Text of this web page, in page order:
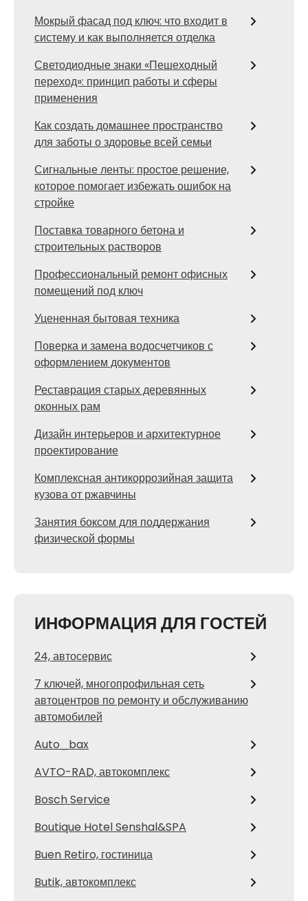
Мокрый фасад под ключ: что входит в
систему и как выполняется отделка
Светодиодные знаки «Пешеходный
переход»: принцип работы и сферы
применения
Как создать домашнее пространство
для заботы о здоровье всей семьи
Сигнальные ленты: простое решение,
которое помогает избежать ошибок на
стройке
Поставка товарного бетона и
строительных растворов
Профессиональный ремонт офисных
помещений под ключ
Уцененная бытовая техника
Поверка и замена водосчетчиков с
оформлением документов
Реставрация старых деревянных
оконных рам
Дизайн интерьеров и архитектурное
проектирование
Комплексная антикоррозийная защита
кузова от ржавчины
Занятия боксом для поддержания
физической формы
ИНФОРМАЦИЯ ДЛЯ ГОСТЕЙ
24, автосервис
7 ключей, многопрофильная сеть
автоцентров по ремонту и обслуживанию
автомобилей
Auto_bax
AVTO-RAD, автокомплекс
Bosch Service
Boutique Hotel Senshal&SPA
Buen Retiro, гостиница
Butik, автокомплекс